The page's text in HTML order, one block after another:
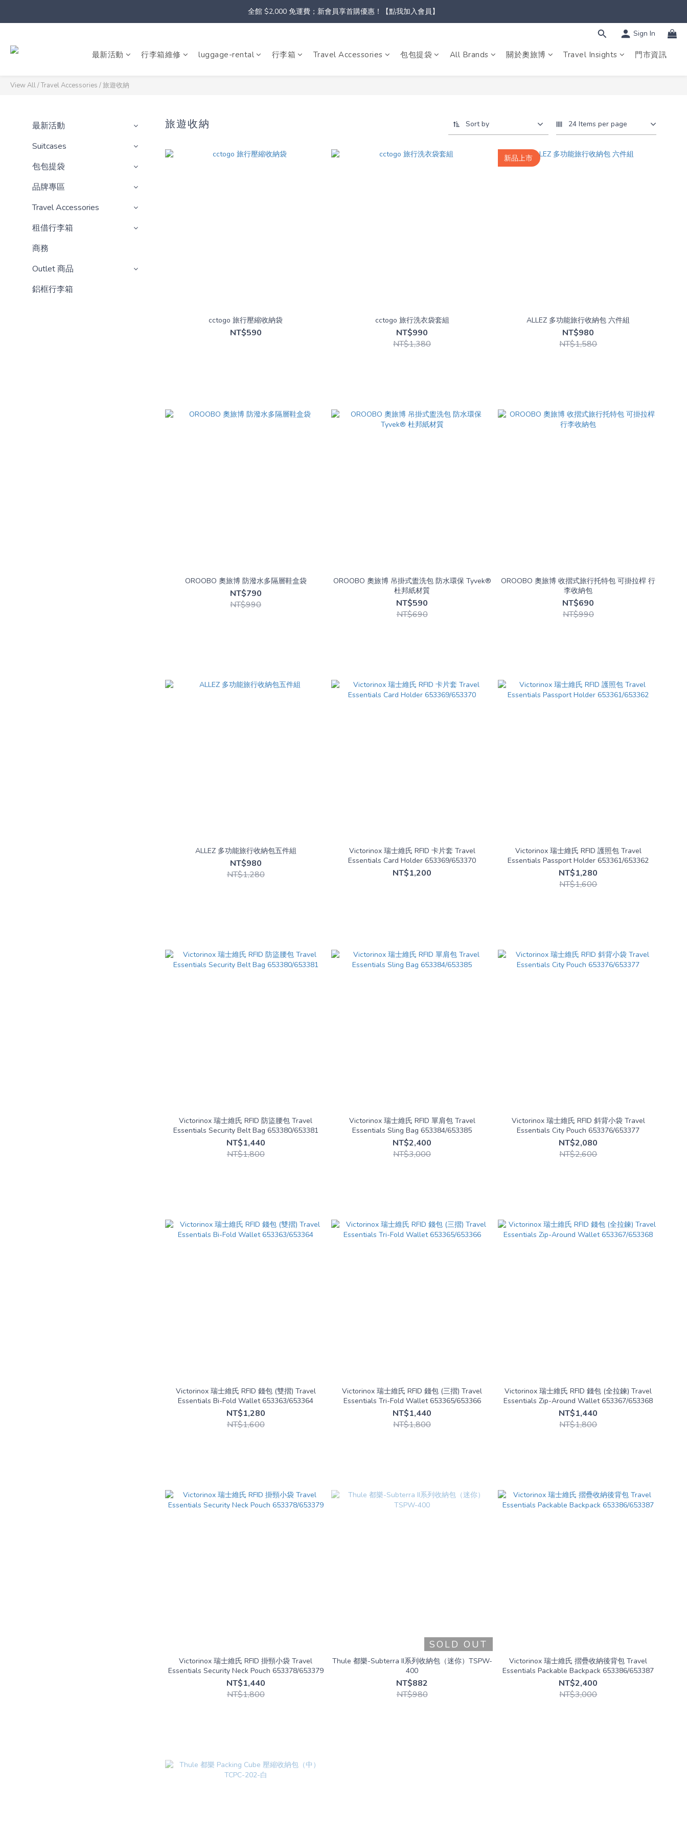
全館 $2,000 免運費；新會員享首購優惠！【點我加入會員】
Sign In
最新活動 行李箱維修 luggage-rental 行李箱 Travel Accessories 包包提袋 All Brands 關於奧旅博 Travel Insights 門市資訊
View All/Travel Accessories /旅遊收納
最新活動
Suitcases
包包提袋
品牌專區
Travel Accessories
租借行李箱
商務
Outlet 商品
鋁框行李箱
旅遊收納 Sort by 24 Items per page
cctogo 旅行壓縮收納袋
NT$590
cctogo 旅行洗衣袋套組
NT$990
NT$1,380
新品上市
ALLEZ 多功能旅行收納包 六件組
NT$980
NT$1,580
OROOBO 奧旅博 防潑水多隔層鞋盒袋
NT$790
NT$990
OROOBO 奧旅博 吊掛式盥洗包 防水環保 Tyvek®
杜邦紙材質
NT$590
NT$690
OROOBO 奧旅博 收摺式旅行托特包 可掛拉桿 行
李收納包
NT$690
NT$990
ALLEZ 多功能旅行收納包五件組
NT$980
NT$1,280
Victorinox 瑞士維氏 RFID 卡片套 Travel
Essentials Card Holder 653369/653370
NT$1,200
Victorinox 瑞士維氏 RFID 護照包 Travel
Essentials Passport Holder 653361/653362
NT$1,280
NT$1,600
Victorinox 瑞士維氏 RFID 防盜腰包 Travel
Essentials Security Belt Bag 653380/653381
NT$1,440
NT$1,800
Victorinox 瑞士維氏 RFID 單肩包 Travel
Essentials Sling Bag 653384/653385
NT$2,400
NT$3,000
Victorinox 瑞士維氏 RFID 斜背小袋 Travel
Essentials City Pouch 653376/653377
NT$2,080
NT$2,600
Victorinox 瑞士維氏 RFID 錢包 (雙摺) Travel
Essentials Bi-Fold Wallet 653363/653364
NT$1,280
NT$1,600
Victorinox 瑞士維氏 RFID 錢包 (三摺) Travel
Essentials Tri-Fold Wallet 653365/653366
NT$1,440
NT$1,800
Victorinox 瑞士維氏 RFID 錢包 (全拉鍊) Travel
Essentials Zip-Around Wallet 653367/653368
NT$1,440
NT$1,800
Victorinox 瑞士維氏 RFID 掛頸小袋 Travel
Essentials Security Neck Pouch 653378/653379
NT$1,440
NT$1,800
SOLD OUT
Thule 都樂-Subterra II系列收納包（迷你）TSPW-
400
NT$882
NT$980
Victorinox 瑞士維氏 摺疊收納後背包 Travel
Essentials Packable Backpack 653386/653387
NT$2,400
NT$3,000